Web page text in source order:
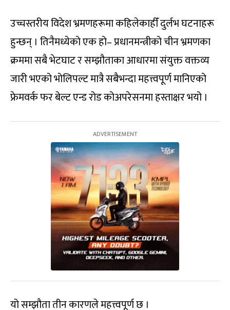
उच्चस्तरीय विदेश भ्रमणहरूमा कहिलेकाहीँ दुर्लभ घटनाहरू
हुन्छन् । तिनैमध्येको एक हो– प्रधानमन्त्रीको चीन भ्रमणका
क्रममा सबै भेटघाट र सम्झौताका आधारमा संयुक्त वक्तव्य
जारी भएको भोलिपल्ट मात्रै सबैभन्दा महत्त्वपूर्ण मानिएको
फ्रेमवर्क फर बेल्ट एन्ड रोड कोअपरेसनमा हस्ताक्षर भयो ।
यो सम्झौता तीन कारणले महत्त्वपूर्ण छ ।